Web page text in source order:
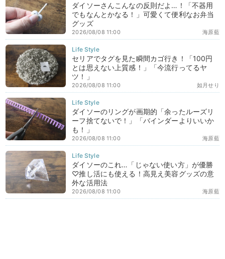
ダイソーさんこんなの反則だよ…！「不器用
でもなんとかなる！」可愛くて便利なお弁当
グッズ
海原藍
2026/08/08 11:00
セリアでタグを見た瞬間カゴ行き！「100円
とは思えない上質感！」「今流行ってるヤ
ツ！」
如月せり
2026/08/08 11:00
ダイソーのリングが画期的「余ったルーズリ
ーフ捨てないで！」「バインダーよりいいか
も！」
海原藍
2026/08/08 11:00
ダイソーのこれ…「じゃない使い方」が優勝
♡推し活にも使える！高見え美容グッズの意
外な活用法
海原藍
2026/08/08 11:00